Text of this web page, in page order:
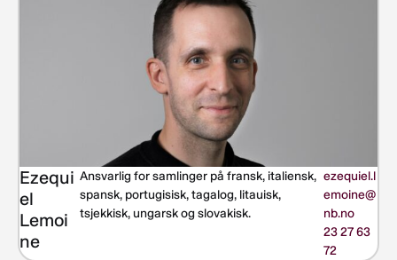
Ezequi
el
Lemoi
ne
Ansvarlig for samlinger på fransk, italiensk,
spansk, portugisisk, tagalog, litauisk,
tsjekkisk, ungarsk og slovakisk.
ezequiel.l
emoine@
nb.no
23 27 63
72